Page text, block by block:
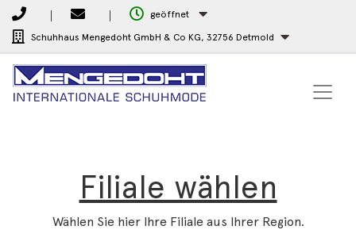
geöffnet
Schuhhaus Mengedoht GmbH & Co KG, 32756 Detmold
Filiale wählen
Wählen Sie hier Ihre Filiale aus Ihrer Region.